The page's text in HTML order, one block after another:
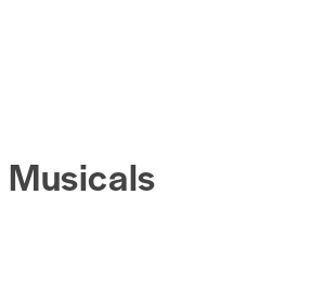
Musicals